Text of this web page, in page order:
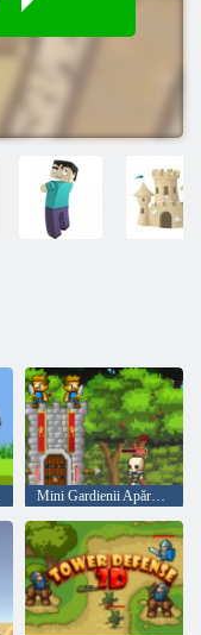
Mini Gardienii Apărării castelului